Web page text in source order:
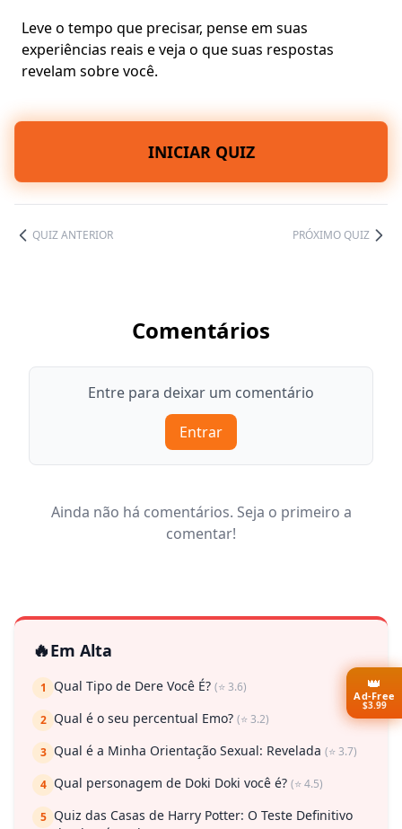
Leve o tempo que precisar, pense em suas
experiências reais e veja o que suas respostas
revelam sobre você.
INICIAR QUIZ
QUIZ ANTERIOR PRÓXIMO QUIZ
Comentários
Entre para deixar um comentário
Entrar
Ainda não há comentários. Seja o primeiro a
comentar!
🔥Em Alta
1 Qual Tipo de Dere Você É? (⭐ 3.6)
2 Qual é o seu percentual Emo? (⭐ 3.2)
3 Qual é a Minha Orientação Sexual: Revelada (⭐ 3.7)
4 Qual personagem de Doki Doki você é? (⭐ 4.5)
5 Quiz das Casas de Harry Potter: O Teste Definitivo
👑
Ad-Free
$3.99